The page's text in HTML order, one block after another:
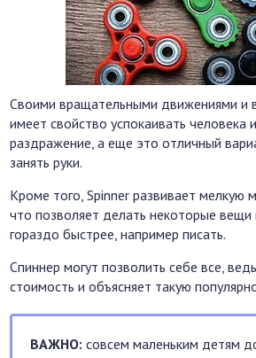
Своими вращательными движениями и
имеет свойство успокаивать человека
раздражение, а еще это отличный
занять руки.
Кроме того, Spinner развивает мелкую
что позволяет делать некоторые
гораздо быстрее, например писать.
Спиннер могут позволить себе все,
стоимость и объясняет такую
ВАЖНО: совсем маленьким детям